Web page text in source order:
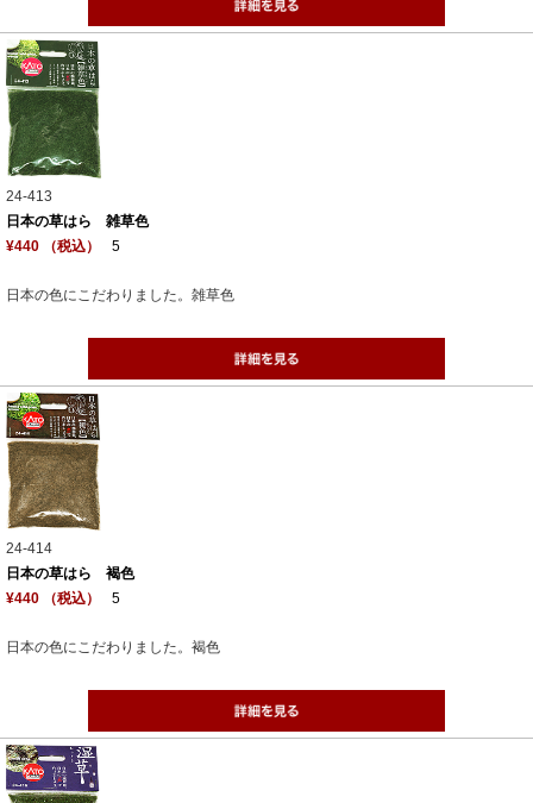
24-413
日本の草はら 雑草色
¥440 （税込）
5
日本の色にこだわりました。雑草色
24-414
日本の草はら 褐色
¥440 （税込）
5
日本の色にこだわりました。褐色